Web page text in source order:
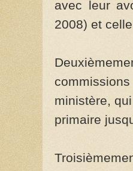
avec leur
2008) et
ministère,
primaire